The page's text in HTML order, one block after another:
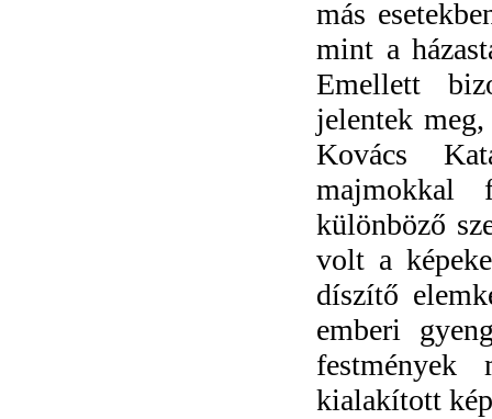
más
mint a
Emellett
jelentek
Kovács
majmokkal
különböző
volt a
díszítő
emberi
kialakított